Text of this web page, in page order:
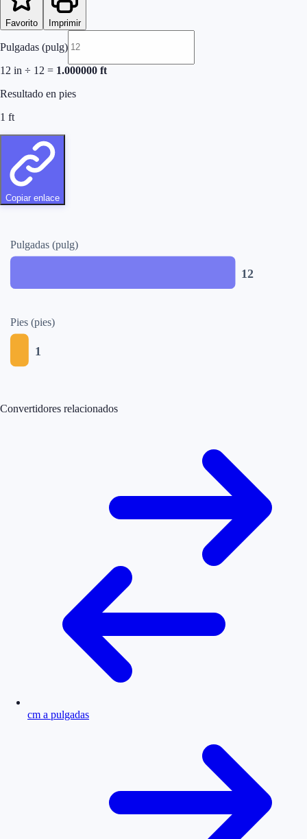
Favorito Imprimir
Pulgadas (pulg)
12 in ÷ 12 = 1.000000 ft
Resultado en pies
1 ft
Copiar enlace
Pulgadas (pulg)
12
Pies (pies)
1
Convertidores relacionados
cm a pulgadas